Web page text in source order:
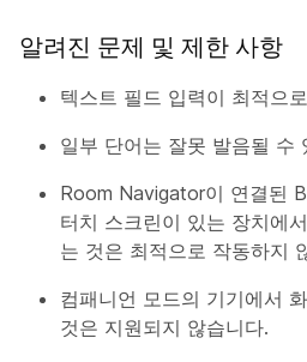
알려진 문제 및 제한 사항
텍스트 필드 입력이 최적으
일부 단어는 잘못 발음될 수
Room Navigator이 연결된
터치 스크린이 있는 장치에
는 것은 최적으로 작동하지
컴패니언 모드의 기기에서
것은 지원되지 않습니다.